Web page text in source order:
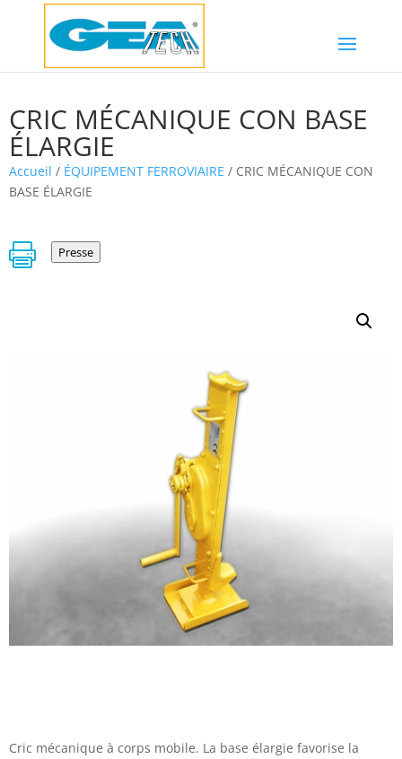
CRIC MÉCANIQUE CON BASE
ÉLARGIE
Accueil / ÉQUIPEMENT FERROVIAIRE / CRIC MÉCANIQUE CON
BASE ÉLARGIE
 Presse
Cric mécanique à corps mobile. La base élargie favorise la